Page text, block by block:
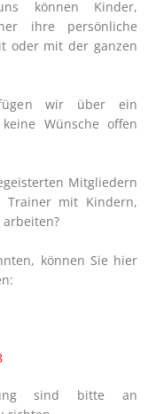
können Kinder,
ihre persönliche
oder mit der ganzen
wir über ein
Wünsche offen
Mitgliedern
Trainer mit Kindern,
arbeiten?
können Sie hier
sind bitte an